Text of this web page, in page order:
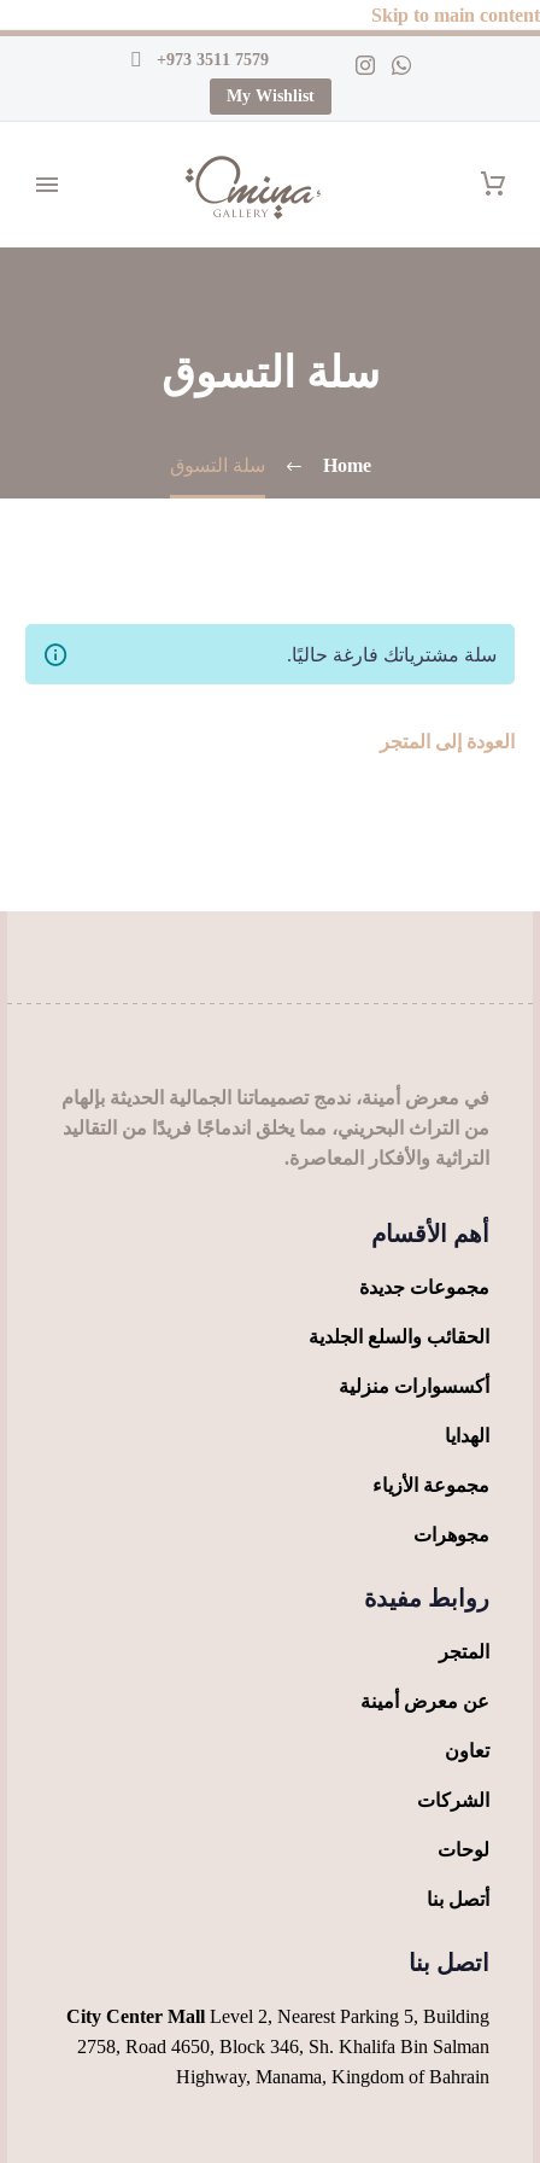
Skip to main content
+973 3511 7579
My Wishlist
سلة التسوق
Home سلة التسوق
سلة مشترياتك فارغة حاليًا.
العودة إلى المتجر
في معرض أمينة، ندمج تصميماتنا الجمالية الحديثة بإلهام
من التراث البحريني، مما يخلق اندماجًا فريدًا من التقاليد
التراثية والأفكار المعاصرة.
أهم الأقسام
مجموعات جديدة
الحقائب والسلع الجلدية
أكسسوارات منزلية
الهدايا
مجموعة الأزياء
مجوهرات
روابط مفيدة
المتجر
عن معرض أمينة
تعاون
الشركات
لوحات
أتصل بنا
اتصل بنا
City Center Mall Level 2, Nearest Parking 5, Building
2758, Road 4650, Block 346, Sh. Khalifa Bin Salman
Highway, Manama, Kingdom of Bahrain